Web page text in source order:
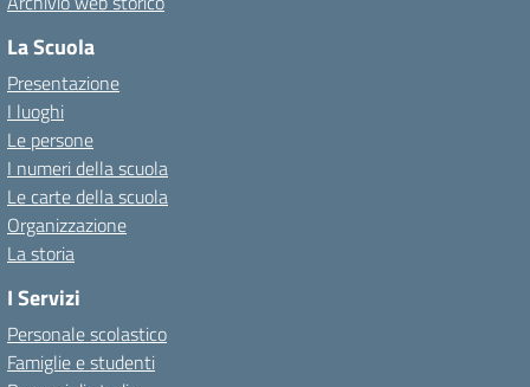
La Scuola
Presentazione
I luoghi
Le persone
I numeri della scuola
Le carte della scuola
Organizzazione
La storia
I Servizi
Personale scolastico
Famiglie e studenti